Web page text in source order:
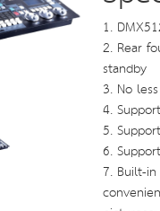
1.
2. Rear
standby
3. No
4.
5.
6.
7. Built-